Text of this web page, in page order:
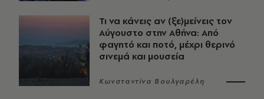
Τι να κάνεις αν (ξε)μείνεις τον
Αύγουστο στην Αθήνα: Από
φαγητό και ποτό, μέχρι θερινό
σινεμά και μουσεία
Κωνσταντίνα Βουλγαρέλη